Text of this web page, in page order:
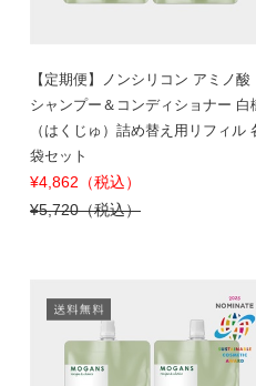
【定期便】ノンシリコン アミノ酸
シャンプー＆コンディショナー 白
（はくじゅ）詰め替え用リフィル
袋セット
¥4,862（税込）
¥5,720（税込）